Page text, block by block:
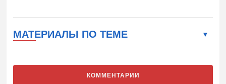
МАТЕРИАЛЫ ПО ТЕМЕ
КОММЕНТАРИИ